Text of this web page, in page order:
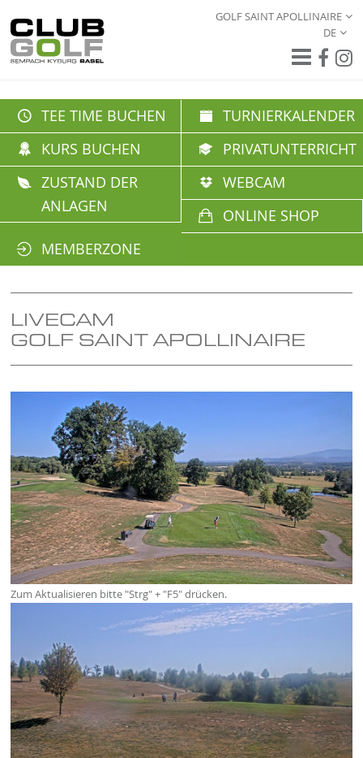
GOLF SAINT APOLLINAIRE
DE
TEE TIME BUCHEN
TURNIERKALENDER
KURS BUCHEN
PRIVATUNTERRICHT
ZUSTAND DER
ANLAGEN
WEBCAM
ONLINE SHOP
MEMBERZONE
LIVECAM
GOLF SAINT APOLLINAIRE
Zum Aktualisieren bitte "Strg" + "F5" drücken.